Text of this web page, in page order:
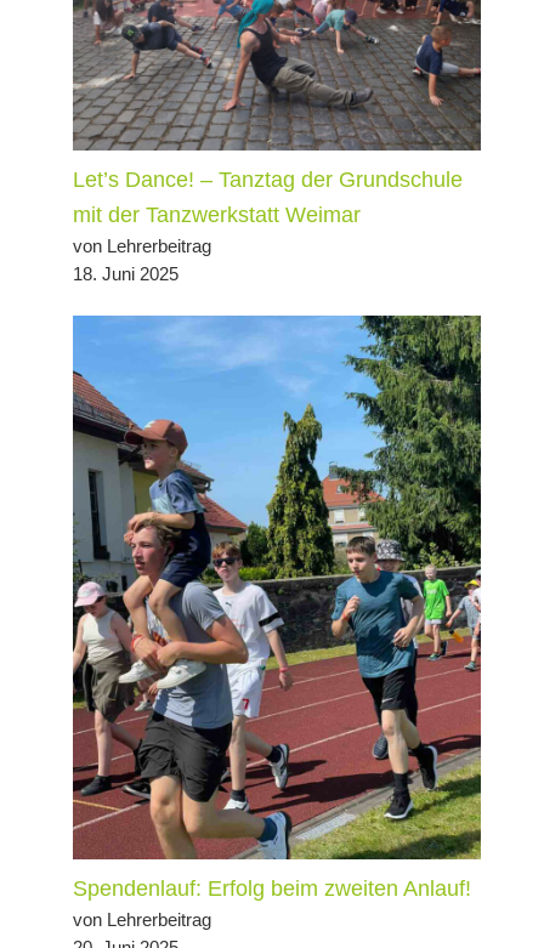
Let’s Dance! – Tanztag der Grundschule
mit der Tanzwerkstatt Weimar
von Lehrerbeitrag
18. Juni 2025
Spendenlauf: Erfolg beim zweiten Anlauf!
von Lehrerbeitrag